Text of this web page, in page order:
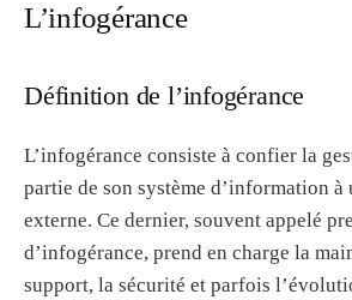
L’infogérance
Définition de l’infogérance
L’infogérance consiste à confier la
partie de son système d’information à
externe. Ce dernier, souvent appelé
d’infogérance, prend en charge la
support, la sécurité et parfois